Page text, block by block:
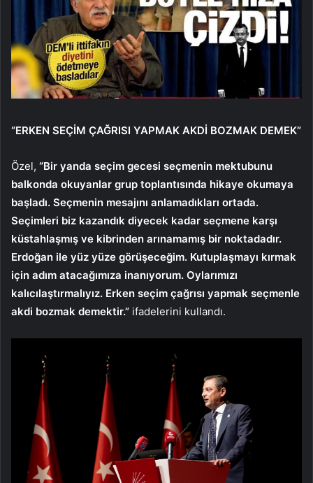
“ERKEN SEÇİM ÇAĞRISI YAPMAK AKDİ BOZMAK DEMEK”
Özel, “Bir yanda seçim gecesi seçmenin mektubunu
balkonda okuyanlar grup toplantısında hikaye okumaya
başladı. Seçmenin mesajını anlamadıkları ortada.
Seçimleri biz kazandık diyecek kadar seçmene karşı
küstahlaşmış ve kibrinden arınamamış bir noktadadır.
Erdoğan ile yüz yüze görüşeceğim. Kutuplaşmayı kırmak
için adım atacağımıza inanıyorum. Oylarımızı
kalıcılaştırmalıyız. Erken seçim çağrısı yapmak seçmenle
akdi bozmak demektir.” ifadelerini kullandı.